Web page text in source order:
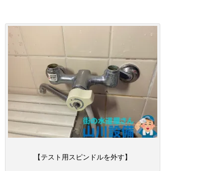
【テスト用スピンドルを外す】